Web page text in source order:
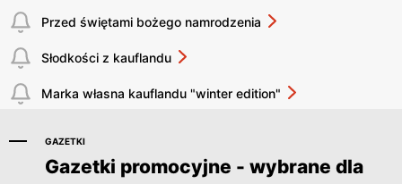
Przed świętami bożego namrodzenia
Słodkości z kauflandu
Marka własna kauflandu "winter edition"
GAZETKI
Gazetki promocyjne - wybrane dla